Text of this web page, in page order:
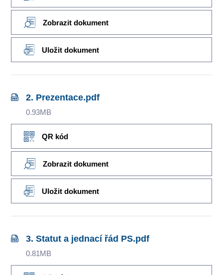
Zobrazit dokument
Uložit dokument
2. Prezentace.pdf
0.93MB
QR kód
Zobrazit dokument
Uložit dokument
3. Statut a jednací řád PS.pdf
0.81MB